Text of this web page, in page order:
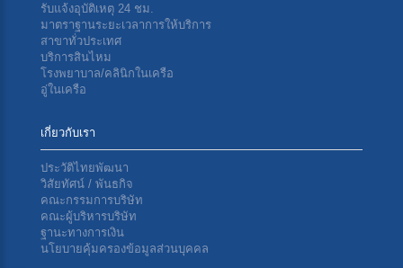
รับแจ้งอุบัติเหตุ 24 ชม.
มาตราฐานระยะเวลาการให้บริการ
สาขาทั่วประเทศ
บริการสินไหม
โรงพยาบาล/คลินิกในเครือ
อู่ในเครือ
เกี่ยวกับเรา
ประวัติไทยพัฒนา
วิสัยทัศน์ / พันธกิจ
คณะกรรมการบริษัท
คณะผู้บริหารบริษัท
ฐานะทางการเงิน
นโยบายคุ้มครองข้อมูลส่วนบุคคล